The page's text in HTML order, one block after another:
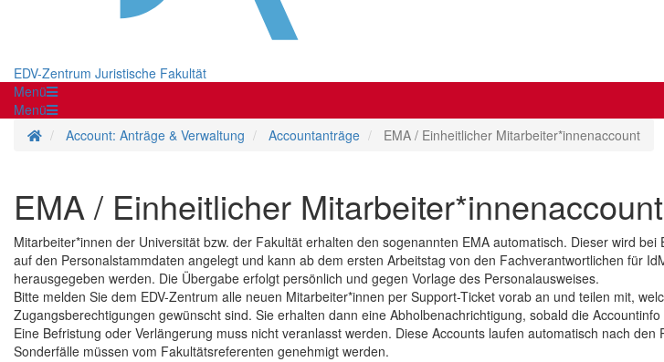
EDV-Zentrum Juristische Fakultät
Menü
Menü
Homepage
Account: Anträge & Verwaltung Accountanträge EMA / Einheitlicher Mitarbeiter*innenaccount
EMA / Einheitlicher Mitarbeiter*innenaccount
Mitarbeiter*innen der Universität bzw. der Fakultät erhalten den sogenannten EMA automatisch. Dieser wird bei
auf den Personalstammdaten angelegt und kann ab dem ersten Arbeitstag von den Fachverantwortlichen für
herausgegeben werden. Die Übergabe erfolgt persönlich und gegen Vorlage des Personalausweises.
Bitte melden Sie dem EDV-Zentrum alle neuen Mitarbeiter*innen per Support-Ticket vorab an und teilen mit,
Zugangsberechtigungen gewünscht sind. Sie erhalten dann eine Abholbenachrichtigung, sobald die
Eine Befristung oder Verlängerung muss nicht veranlasst werden. Diese Accounts laufen automatisch nach den
Sonderfälle müssen vom Fakultätsreferenten genehmigt werden.